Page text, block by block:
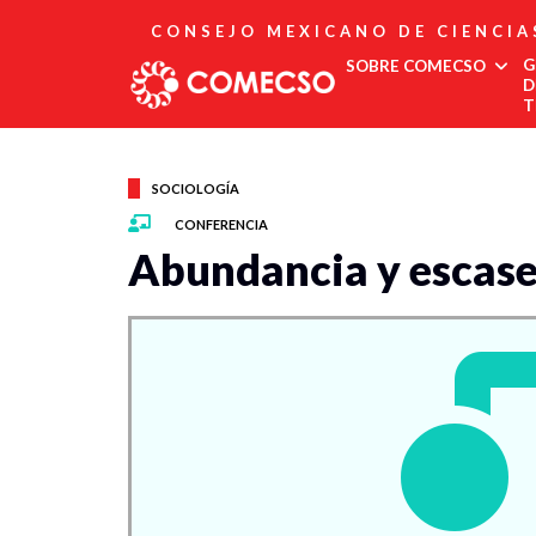
CONSEJO MEXICANO DE
SOBRE COMECSO
Fundadores
Publicaciones
Comité Editorial
SOCIOLOGÍA
CONFERENCIA
Abundancia y